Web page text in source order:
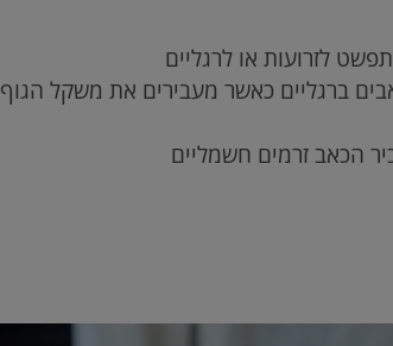
לזרועות או לרגליים
ברגליים כאשר מעבירים את משקל הגוף
הכאב זרמים חשמליים